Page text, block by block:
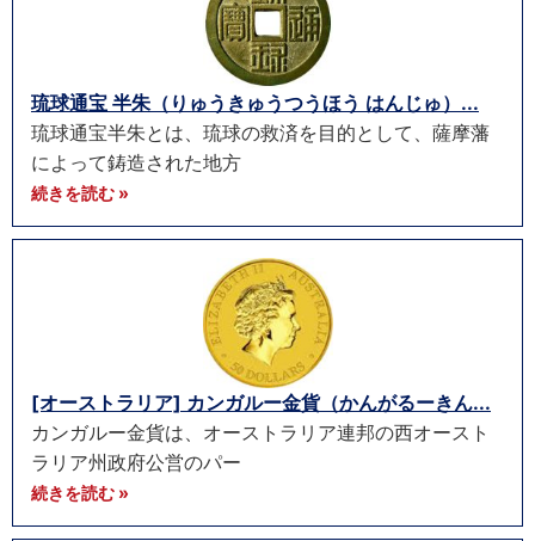
琉球通宝 半朱（りゅうきゅうつうほう はんじゅ）...
琉球通宝半朱とは、琉球の救済を目的として、薩摩藩
によって鋳造された地方
続きを読む »
[オーストラリア] カンガルー金貨（かんがるーきん...
カンガルー金貨は、オーストラリア連邦の西オースト
ラリア州政府公営のパー
続きを読む »